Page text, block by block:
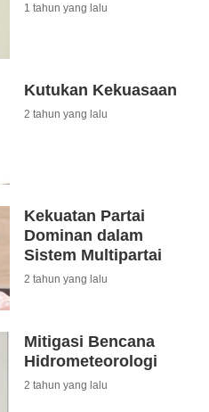
1 tahun yang lalu
Kutukan Kekuasaan
2 tahun yang lalu
Kekuatan Partai
Dominan dalam
Sistem Multipartai
2 tahun yang lalu
Mitigasi Bencana
Hidrometeorologi
2 tahun yang lalu